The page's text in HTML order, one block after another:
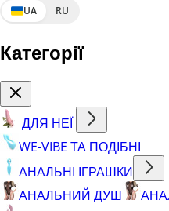
UA RU
Категорії
ДЛЯ НЕЇ
WE-VIBE ТА ПОДІБНІ
АНАЛЬНІ ІГРАШКИ
АНАЛЬНИЙ ДУШ